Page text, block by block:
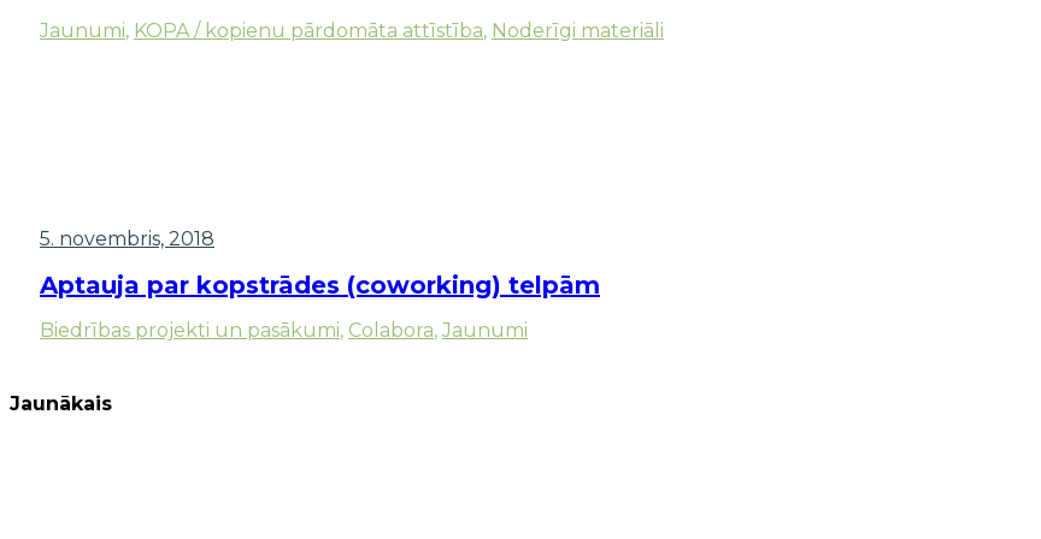
Jaunumi, KOPA / kopienu pārdomāta attīstība, Noderīgi materiāli
5. novembris, 2018
Aptauja par kopstrādes (coworking) telpām
Biedrības projekti un pasākumi, Colabora, Jaunumi
Jaunākais